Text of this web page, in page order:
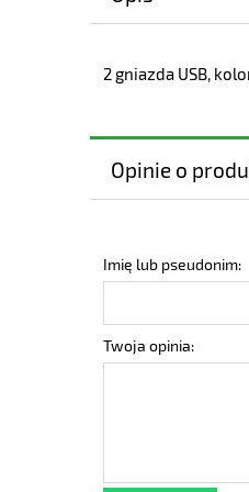
2 gniazda USB,
Opinie o
Imię lub pseudonim:
Twoja opinia: